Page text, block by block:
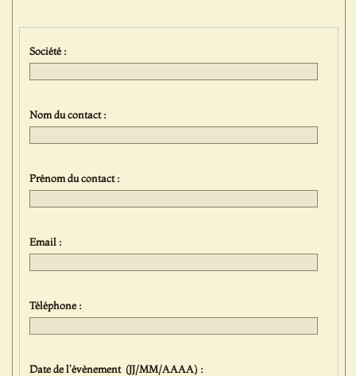
Société :
Nom du contact :
Prénom du contact :
Email :
Téléphone :
Date de l'évènement (JJ/MM/AAAA) :